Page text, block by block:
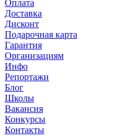
Оплата
Доставка
Дисконт
Подарочная карта
Гарантия
Организациям
Инфо
Репортажи
Блог
Школы
Вакансия
Конкурсы
Контакты